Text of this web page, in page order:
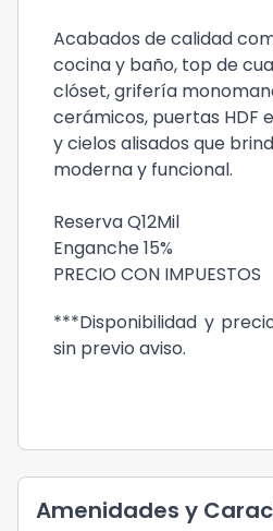
Acabados de calidad
cocina y baño, top de
clóset, grifería
cerámicos, puertas HDF
y cielos alisados que
moderna y funcional.
Reserva Q12Mil
Enganche 15%
PRECIO CON IMPUESTOS
***Disponibilidad y
sin previo aviso.
Amenidades y